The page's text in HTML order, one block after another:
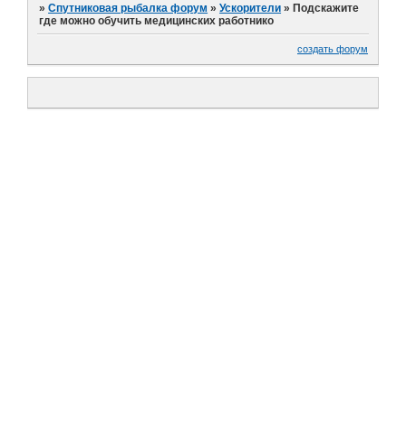
»Спутниковая рыбалка форум »Ускорители »Подскажите
где можно обучить медицинских работнико
создать форум